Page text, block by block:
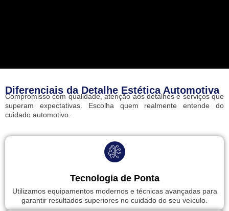
Diferenciais da Detalhe Estética Automotiva
Compromisso com qualidade, atenção aos detalhes e serviços que
superam expectativas. Escolha quem realmente entende do
cuidado automotivo.
Tecnologia de Ponta
Utilizamos equipamentos modernos e técnicas avançadas para
garantir resultados superiores no cuidado do seu veículo.